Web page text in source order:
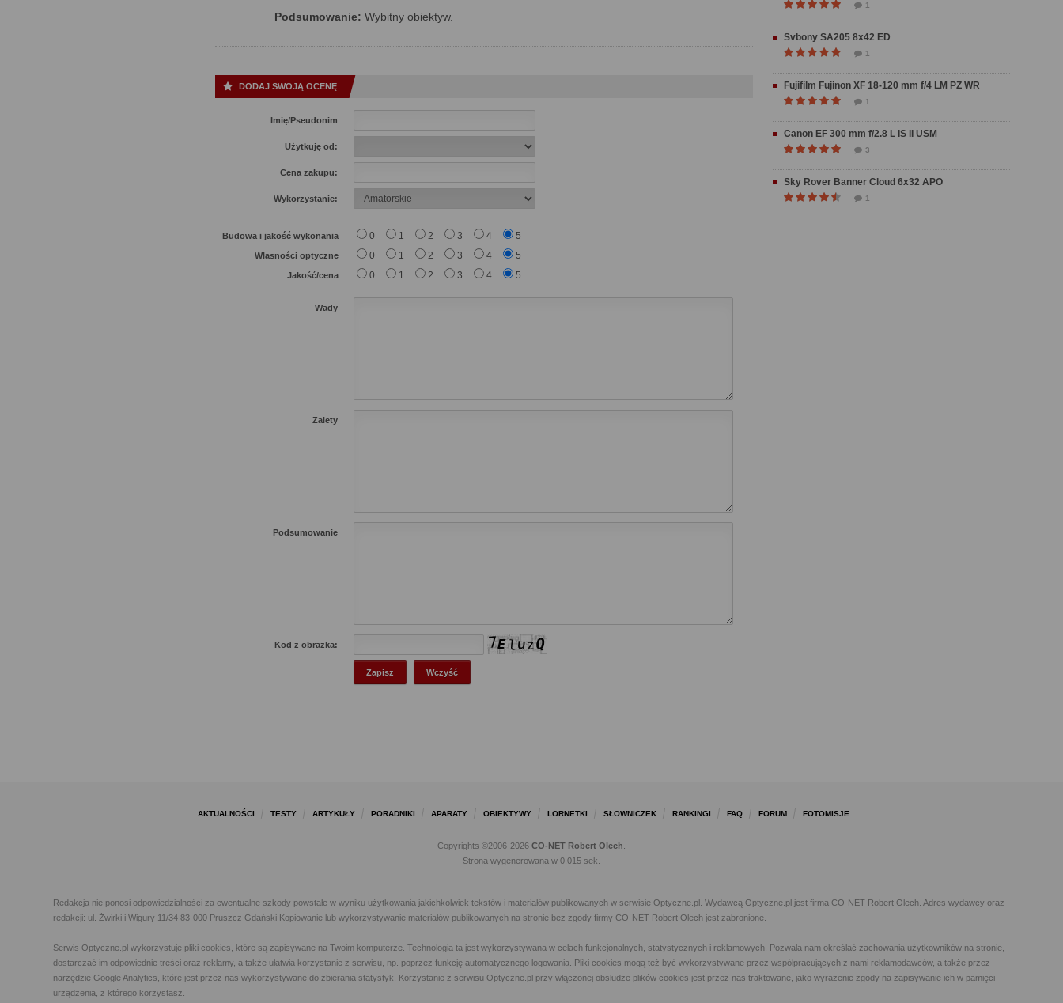
Podsumowanie: Wybitny obiektyw.
DODAJ SWOJĄ OCENĘ
Imię/Pseudonim
Użytkuję od:
Cena zakupu:
Wykorzystanie:
Budowa i jakość wykonania 0 1 2 3 4 5
Własności optyczne 0 1 2 3 4 5
Jakość/cena 0 1 2 3 4 5
Wady
Zalety
Podsumowanie
Kod z obrazka:
1
Svbony SA205 8x42 ED
1
Fujifilm Fujinon XF 18-120 mm f/4 LM PZ WR
1
Canon EF 300 mm f/2.8 L IS II USM
3
Sky Rover Banner Cloud 6x32 APO
1
AKTUALNOŚCI TESTY ARTYKUŁY PORADNIKI APARATY OBIEKTYWY LORNETKI SŁOWNICZEK RANKINGI FAQ FORUM FOTOMISJE
Copyrights ©2006-2026 CO-NET Robert Olech
Strona wygenerowana w 0.015 sek.
Redakcja nie ponosi odpowiedzialności za ewentualne szkody powstałe w wyniku użytkowania jakichkolwiek tekstów i materiałów publikowanych w serwisie Optyczne.pl. Wydawcą Optyczne.pl jest firma CO-NET Robert Olech. Adres wydawcy oraz
redakcji: ul. Żwirki i Wigury 11/34 83-000 Pruszcz Gdański Kopiowanie lub wykorzystywanie materiałów publikowanych na stronie bez zgody firmy CO-NET Robert Olech jest zabronione.
Serwis Optyczne.pl wykorzystuje pliki cookies, które są zapisywane na Twoim komputerze. Technologia ta jest wykorzystywana w celach funkcjonalnych, statystycznych i reklamowych. Pozwala nam określać zachowania użytkowników na stronie,
dostarczać im odpowiednie treści oraz reklamy, a także ułatwia korzystanie z serwisu, np. poprzez funkcję automatycznego logowania. Pliki cookies mogą też być wykorzystywane przez współpracujących z nami reklamodawców, a także przez
narzędzie Google Analytics, które jest przez nas wykorzystywane do zbierania statystyk. Korzystanie z serwisu Optyczne.pl przy włączonej obsłudze plików cookies jest przez nas traktowane, jako wyrażenie zgody na zapisywanie ich w pamięci
urządzenia, z którego korzystasz.